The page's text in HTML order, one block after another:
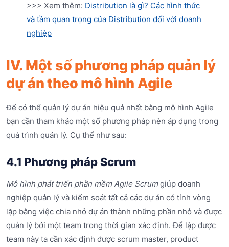
>>> Xem thêm: Distribution là gì? Các hình thức
và tầm quan trọng của Distribution đối với doanh
nghiệp
IV. Một số phương pháp quản lý
dự án theo mô hình Agile
Để có thể quản lý dự án hiệu quả nhất bằng mô hình Agile
bạn cần tham khảo một số phương pháp nên áp dụng trong
quá trình quản lý. Cụ thể như sau:
4.1 Phương pháp Scrum
Mô hình phát triển phần mềm Agile Scrumgiúp doanh
nghiệp quản lý và kiểm soát tất cả các dự án có tính vòng
lặp bằng việc chia nhỏ dự án thành những phần nhỏ và được
quản lý bởi một team trong thời gian xác định. Để lập được
team này ta cần xác định được scrum master, product